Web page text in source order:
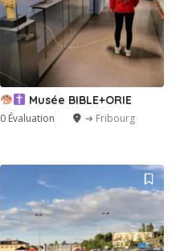
Musée BIBLE+ORIE
0 Évaluation ➔ Fribourg